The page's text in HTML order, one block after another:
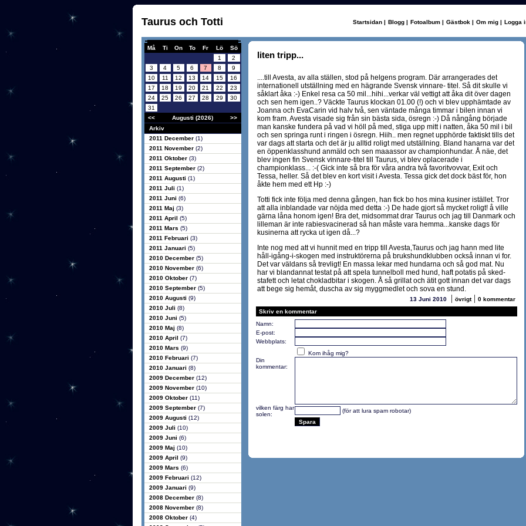
Taurus och Totti Startsidan | Blogg | Fotoalbum | Gästbok | Om mig | Logga
Må Ti On To Fr Lö
Sö
1
2
3
4 5 6 7 8
9
10
11 12 13 14 15
16
17
18 19 20 21 22
23
24
25 26 27 28 29
30
31
<<
Augusti (2026)
>>
Arkiv
2011 December (1)
2011 November (2)
2011 Oktober (3)
2011 September (2)
2011 Augusti (1)
2011 Juli (1)
2011 Juni (6)
2011 Maj (3)
2011 April (5)
2011 Mars (5)
2011 Februari (3)
2011 Januari (5)
2010 December (5)
2010 November (6)
2010 Oktober (7)
2010 September (5)
2010 Augusti (9)
2010 Juli (8)
2010 Juni (5)
2010 Maj (8)
2010 April (7)
2010 Mars (9)
2010 Februari (7)
2010 Januari (8)
2009 December (12)
2009 November (10)
2009 Oktober (11)
2009 September (7)
2009 Augusti (12)
2009 Juli (10)
2009 Juni (6)
2009 Maj (10)
2009 April (9)
2009 Mars (6)
2009 Februari (12)
2009 Januari (9)
2008 December (8)
2008 November (8)
2008 Oktober (4)
liten tripp...
....till Avesta, av alla ställen, stod på helgens program. Där arrangerades det
internationell utställning med en hägrande Svensk vinnare- titel. Så dit skulle vi
såklart åka :-) Enkel resa ca 50 mil...hihi...verkar väl vettigt att åka dit över dagen
och sen hem igen..? Väckte Taurus klockan 01.00 (!) och vi blev upphämtade av
Joanna och EvaCarin vid halv två, sen väntade många timmar i bilen innan vi
kom fram. Avesta visade sig från sin bästa sida, ösregn :-) Då nångång började
man kanske fundera på vad vi höll på med, stiga upp mitt i natten, åka 50 mil i bil
och sen springa runt i ringen i ösregn. Hiih.. men regnet upphörde faktiskt tills det
var dags att starta och det är ju alltid roligt med utställning. Bland hanarna var det
en öppenklasshund anmäld och sen maaassor av championhundar. Å näe, det
blev ingen fin Svensk vinnare-titel till Taurus, vi blev oplacerade i
championklass... :-( Gick inte så bra för våra andra två favoritvovvar, Exit och
Tessa, heller. Så det blev en kort visit i Avesta. Tessa gick det dock bäst för, hon
åkte hem med ett Hp :-)
Totti fick inte följa med denna gången, han fick bo hos mina kusiner istället. Tror
att alla inblandade var nöjda med detta :-) De hade gjort så mycket roligt! å ville
gärna låna honom igen! Bra det, midsommat drar Taurus och jag till Danmark och
lilleman är inte rabiesvacinerad så han måste vara hemma...kanske dags för
kusinerna att rycka ut igen då...?
Inte nog med att vi hunnit med en tripp till Avesta,Taurus och jag hann med lite
håll-igång-i-skogen med instruktörerna på brukshundklubben också innan vi for.
Det var väldans så trevligt! En massa lekar med hundarna och så god mat. Nu
har vi blandannat testat på att spela tunnelboll med hund, haft potatis på sked-
stafett och letat chokladbitar i skogen. Å så grillat och ätit gott innan det var dags
att bege sig hemåt, duscha av sig myggmedlet och sova en stund.
13 Juni 2010 | övrigt| 0 kommentar
Skriv en kommentar
Namn:
E-post:
Webbplats:
Kom ihåg mig?
Din
kommentar:
vilken färg har
solen:
(för att lura spam robotar)